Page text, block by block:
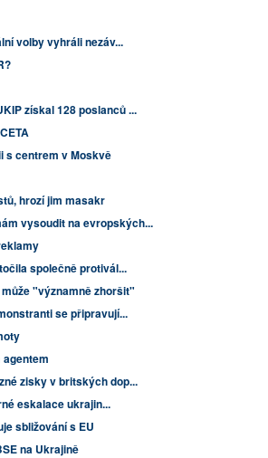
volby vyhráli nezáv...
získal 128 poslanců ...
s centrem v Moskvě
hrozí jim masakr
vysoudit na evropských...
společně protivál...
"významně zhoršit"
se připravují...
zisky v britských dop...
eskalace ukrajin...
sbližování s EU
na Ukrajině